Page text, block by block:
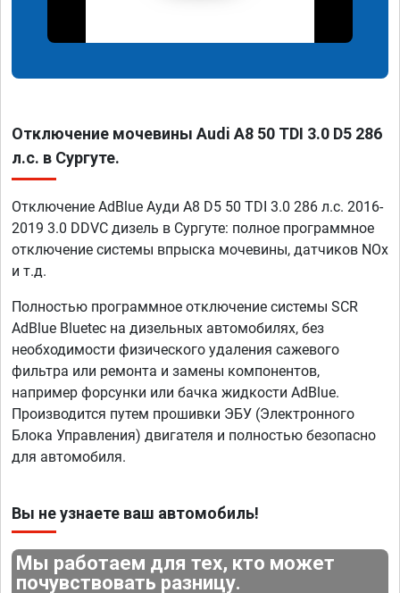
Отключение мочевины Audi A8 50 TDI 3.0 D5 286
л.с. в Сургуте.
Отключение AdBlue Ауди A8 D5 50 TDI 3.0 286 л.с. 2016-
2019 3.0 DDVC дизель в Сургуте: полное программное
отключение системы впрыска мочевины, датчиков NOx
и т.д.
Полностью программное отключение системы SCR
AdBlue Bluetec на дизельных автомобилях, без
необходимости физического удаления сажевого
фильтра или ремонта и замены компонентов,
например форсунки или бачка жидкости AdBlue.
Производится путем прошивки ЭБУ (Электронного
Блока Управления) двигателя и полностью безопасно
для автомобиля.
Вы не узнаете ваш автомобиль!
Мы работаем для тех, кто может
почувствовать разницу.